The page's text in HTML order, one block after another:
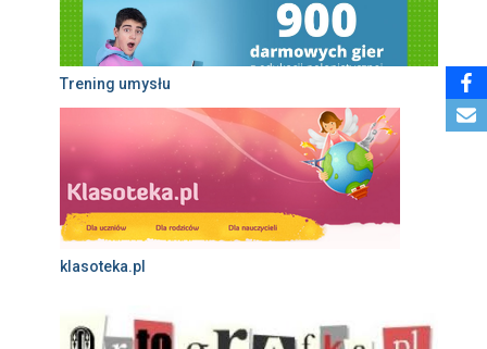
Trening umysłu
klasoteka.pl